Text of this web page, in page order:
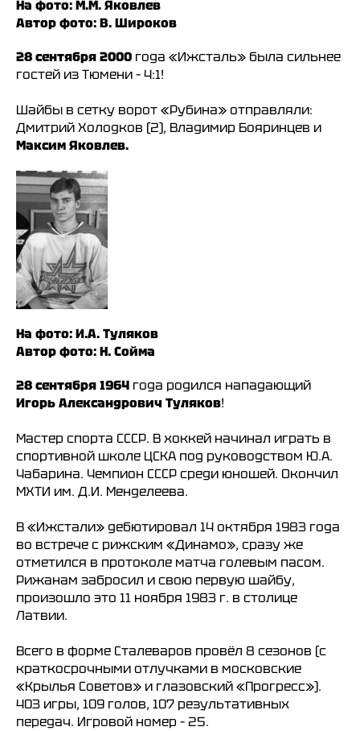
На фото: М.М. Яковлев
Автор фото: В. Широков
28 сентября 2000 года «Ижсталь» была сильнее
гостей из Тюмени – 4:1!
Шайбы в сетку ворот «Рубина» отправляли:
Дмитрий Холодков (2), Владимир Бояринцев и
Максим Яковлев.
На фото: И.А. Туляков
Автор фото: Н. Сойма
28 сентября 1964 года родился нападающий
Игорь Александрович Туляков!
Мастер спорта СССР. В хоккей начинал играть в
спортивной школе ЦСКА под руководством Ю.А.
Чабарина. Чемпион СССР среди юношей. Окончил
МХТИ им. Д.И. Менделеева.
В «Ижстали» дебютировал 14 октября 1983 года
во встрече с рижским «Динамо», сразу же
отметился в протоколе матча голевым пасом.
Рижанам забросил и свою первую шайбу,
произошло это 11 ноября 1983 г. в столице
Латвии.
Всего в форме Сталеваров провёл 8 сезонов (с
краткосрочными отлучками в московские
«Крылья Советов» и глазовский «Прогресс»).
403 игры, 109 голов, 107 результативных
передач. Игровой номер – 25.